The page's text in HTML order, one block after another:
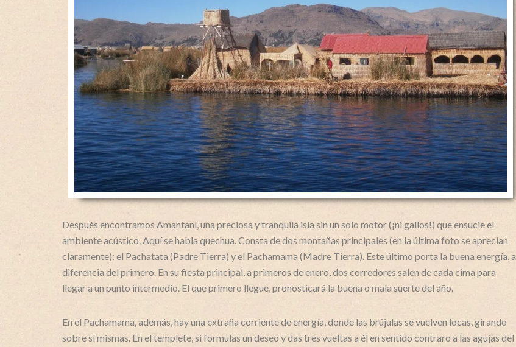
Después encontramos Amantaní, una preciosa y tranquila isla sin un solo motor (¡ni gallos!) que ensucie el
ambiente acústico. Aquí se habla quechua. Consta de dos montañas principales (en la última foto se aprecian
claramente): el Pachatata (Padre Tierra) y el Pachamama (Madre Tierra). Este último porta la buena energía, a
diferencia del primero. En su fiesta principal, a primeros de enero, dos corredores salen de cada cima para
llegar a un punto intermedio. El que primero llegue, pronosticará la buena o mala suerte del año.
En el Pachamama, además, hay una extraña corriente de energía, donde las brújulas se vuelven locas, girando
sobre sí mismas. En el templete, si formulas un deseo y das tres vueltas a él en sentido contraro a las agujas del